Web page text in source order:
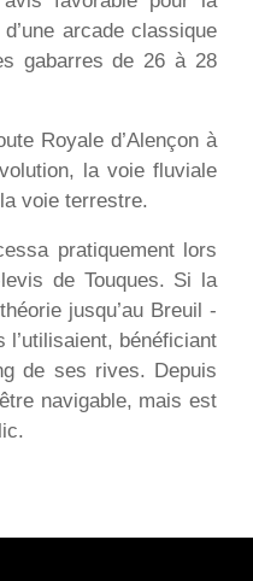
favorable pour la
arcade classique
gabarres de 26 à 28
Royale d’Alençon à
la voie fluviale
voie terrestre.
pratiquement lors
de Touques. Si la
jusqu’au Breuil -
bénéficiant
de ses rives. Depuis
navigable, mais est